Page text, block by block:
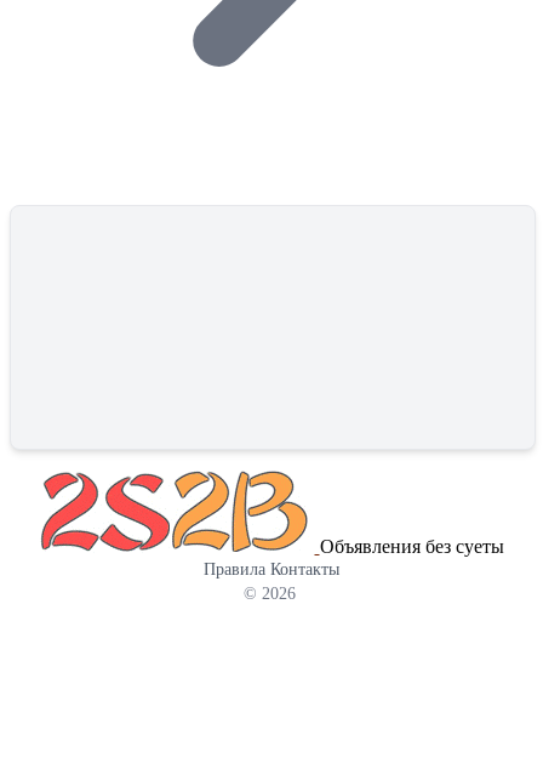
Производитель: STALEX Масса нетто/брутто: 1010/1220кг
Рабочая длина (мм): 2020 Толщина листа (мм): 2.0 Габариты
Объявления без суеты
Правила Контакты
© 2026